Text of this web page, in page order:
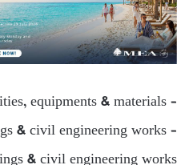
equipments & materials –
& civil engineering works –
& civil engineering works